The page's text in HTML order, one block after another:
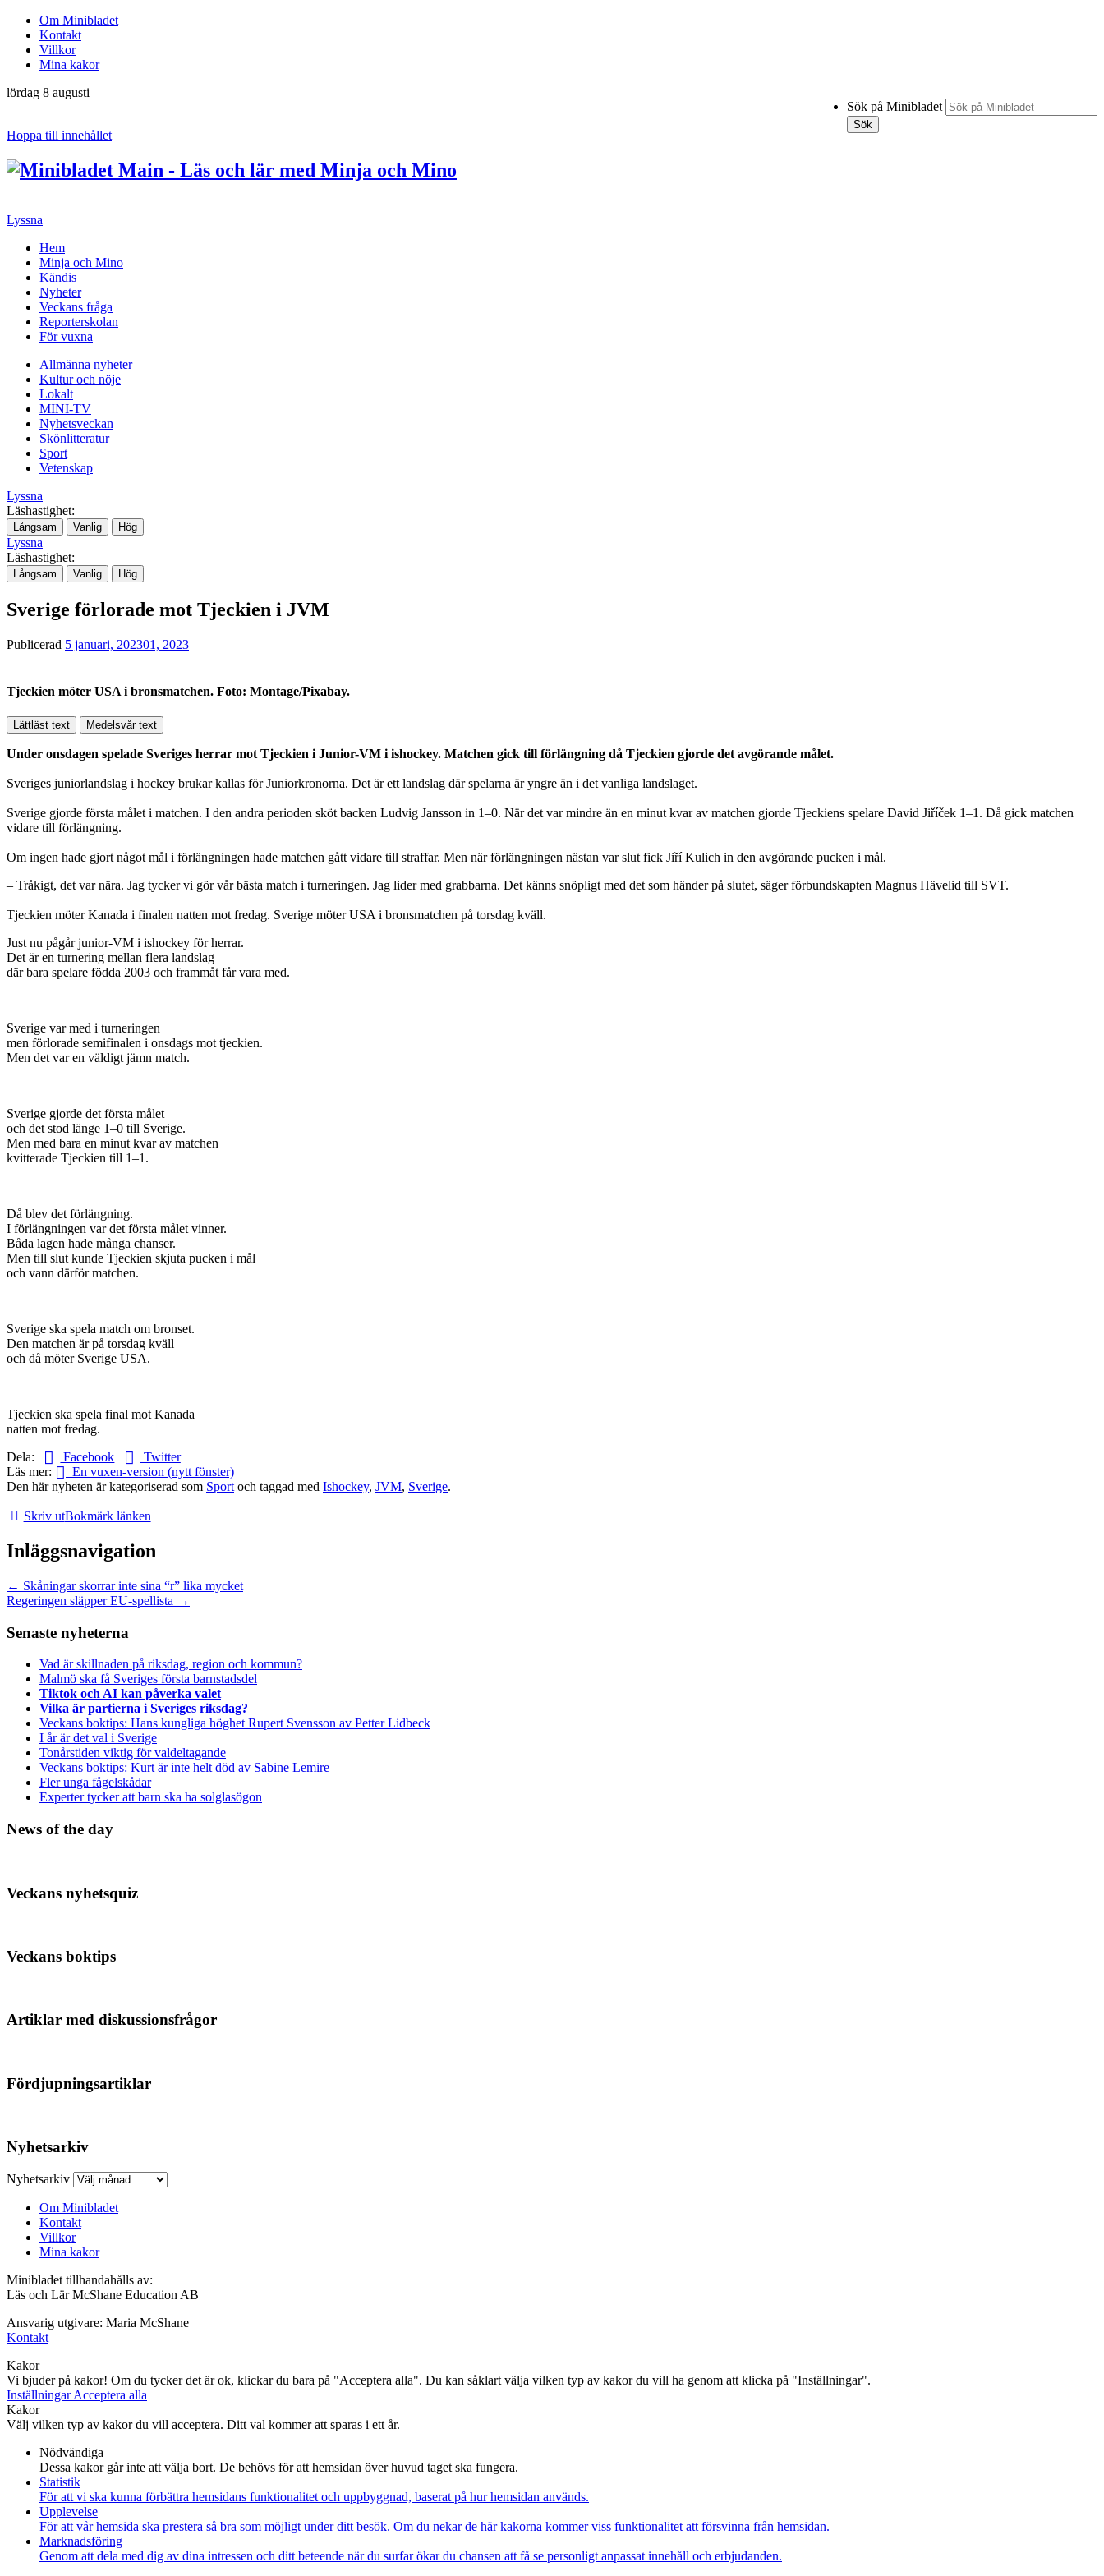
Om Minibladet
Kontakt
Villkor
Mina kakor
Sök på Minibladet
Sök
lördag 8 augusti
Hoppa till innehållet
Lyssna
Hem
Minja och Mino
Kändis
Nyheter
Veckans fråga
Reporterskolan
För vuxna
Allmänna nyheter
Kultur och nöje
Lokalt
MINI-TV
Nyhetsveckan
Skönlitteratur
Sport
Vetenskap
Lyssna
Läshastighet:
Långsam Vanlig Hög
Lyssna
Läshastighet:
Långsam Vanlig Hög
Sverige förlorade mot Tjeckien i JVM
Publicerad 5 januari, 202301, 2023
Tjeckien möter USA i bronsmatchen. Foto: Montage/Pixabay.
Lättläst text Medelsvår text
Under onsdagen spelade Sveriges herrar mot Tjeckien i Junior-VM i ishockey. Matchen gick till förlängning då Tjeckien gjorde det avgörande målet.
Sveriges juniorlandslag i hockey brukar kallas för Juniorkronorna. Det är ett landslag där spelarna är yngre än i det vanliga landslaget.
Sverige gjorde första målet i matchen. I den andra perioden sköt backen Ludvig Jansson in 1–0. När det var mindre än en minut kvar av matchen gjorde Tjeckiens spelare David Jiříček 1–1. Då gick matchen
vidare till förlängning.
Om ingen hade gjort något mål i förlängningen hade matchen gått vidare till straffar. Men när förlängningen nästan var slut fick Jiří Kulich in den avgörande pucken i mål.
– Tråkigt, det var nära. Jag tycker vi gör vår bästa match i turneringen. Jag lider med grabbarna. Det känns snöpligt med det som händer på slutet, säger förbundskapten Magnus Hävelid till SVT.
Tjeckien möter Kanada i finalen natten mot fredag. Sverige möter USA i bronsmatchen på torsdag kväll.
Just nu pågår junior-VM i ishockey för herrar.
Det är en turnering mellan flera landslag
där bara spelare födda 2003 och frammåt får vara med.
Sverige var med i turneringen
men förlorade semifinalen i onsdags mot tjeckien.
Men det var en väldigt jämn match.
Sverige gjorde det första målet
och det stod länge 1–0 till Sverige.
Men med bara en minut kvar av matchen
kvitterade Tjeckien till 1–1.
Då blev det förlängning.
I förlängningen var det första målet vinner.
Båda lagen hade många chanser.
Men till slut kunde Tjeckien skjuta pucken i mål
och vann därför matchen.
Sverige ska spela match om bronset.
Den matchen är på torsdag kväll
och då möter Sverige USA.
Tjeckien ska spela final mot Kanada
natten mot fredag.
Dela:
Facebook
Twitter
Läs mer:
En vuxen-version (nytt fönster)
Den här nyheten är kategoriserad som Sport och taggad med Ishockey, JVM, Sverige.
Skriv utBokmärk länken
Inläggsnavigation
← Skåningar skorrar inte sina “r” lika mycket
Regeringen släpper EU-spellista →
Senaste nyheterna
Vad är skillnaden på riksdag, region och kommun?
Malmö ska få Sveriges första barnstadsdel
Tiktok och AI kan påverka valet
Vilka är partierna i Sveriges riksdag?
Veckans boktips: Hans kungliga höghet Rupert Svensson av Petter Lidbeck
I år är det val i Sverige
Tonårstiden viktig för valdeltagande
Veckans boktips: Kurt är inte helt död av Sabine Lemire
Fler unga fågelskådar
Experter tycker att barn ska ha solglasögon
News of the day
Veckans nyhetsquiz
Veckans boktips
Artiklar med diskussionsfrågor
Fördjupningsartiklar
Nyhetsarkiv
Nyhetsarkiv
Om Minibladet
Kontakt
Villkor
Mina kakor
Minibladet tillhandahålls av:
Läs och Lär McShane Education AB
Ansvarig utgivare: Maria McShane
Kontakt
Kakor
Vi bjuder på kakor! Om du tycker det är ok, klickar du bara på "Acceptera alla". Du kan såklart välja vilken typ av kakor du vill ha genom att klicka på "Inställningar".
InställningarAcceptera alla
Kakor
Välj vilken typ av kakor du vill acceptera. Ditt val kommer att sparas i ett år.
Nödvändiga
Dessa kakor går inte att välja bort. De behövs för att hemsidan över huvud taget ska fungera.
Statistik
För att vi ska kunna förbättra hemsidans funktionalitet och uppbyggnad, baserat på hur hemsidan används.
Upplevelse
För att vår hemsida ska prestera så bra som möjligt under ditt besök. Om du nekar de här kakorna kommer viss funktionalitet att försvinna från hemsidan.
Marknadsföring
Genom att dela med dig av dina intressen och ditt beteende när du surfar ökar du chansen att få se personligt anpassat innehåll och erbjudanden.